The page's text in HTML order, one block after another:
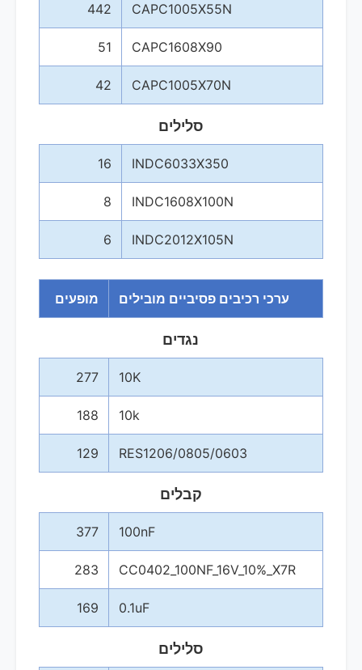
CAPC1005X55N
442
CAPC1608X90
51
CAPC1005X70N
42
סלילים
INDC6033X350
16
INDC1608X100N
8
INDC2012X105N
6
ערכי רכיבים פסיביים מובילים מופעים
נגדים
10K
277
10k
188
RES1206/0805/0603
129
קבלים
100nF
377
CC0402_100NF_16V_10%_X7R
283
0.1uF
169
סלילים